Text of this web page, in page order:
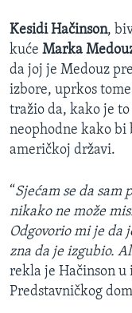
Kesidi Hačinson,
kuće Marka
da joj je Medouz
izbore, uprkos
tražio da, kako je
neophodne kako
američkoj državi.
“Sjećam se da sam
nikako ne može
Odgovorio mi je da
zna da je izgubio.
rekla je Hačinson u
Predstavničkog